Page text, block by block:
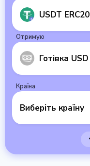
USDT ERC20
Отримую
Готівка USD
Країна
Виберіть країну